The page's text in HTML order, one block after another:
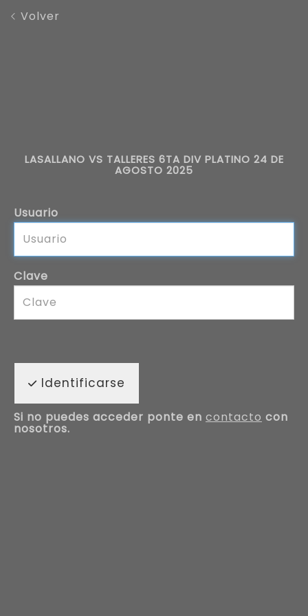
Volver
LASALLANO VS TALLERES 6TA DIV PLATINO 24 DE
AGOSTO 2025
Usuario
Clave
Identificarse
Si no puedes acceder ponte en contacto con
nosotros.